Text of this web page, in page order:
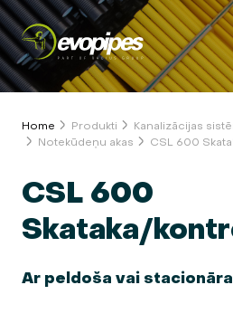
Home Produkti
Kanalizācijas
Notekūdeņu akas
CSL 600
CSL 600
Skataka/
Ar peldoša vai